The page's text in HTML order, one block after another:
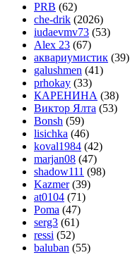
PRB (62)
che-drik (2026)
iudaevmv73 (53)
Alex 23 (67)
аквариумистик (39)
galushmen (41)
prhokay (33)
КАРЕНИНА (38)
Виктор Ялта (53)
Bonsh (59)
lisichka (46)
koval1984 (42)
marjan08 (47)
shadow111 (98)
Kazmer(39)
at0104 (71)
Poma (47)
serg3 (61)
ressi (52)
baluban (55)